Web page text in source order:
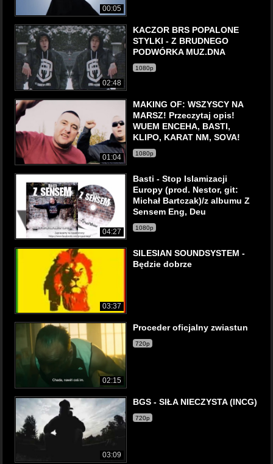
00:05
02:48
KACZOR BRS POPALONE
STYLKI - Z BRUDNEGO
PODWÓRKA MUZ.DNA
1080p
01:04
MAKING OF: WSZYSCY NA
MARSZ! Przeczytaj opis!
WUEM ENCEHA, BASTI,
KLIPO, KARAT NM, SOVA!
1080p
04:27
Basti - Stop Islamizacji
Europy (prod. Nestor, git:
Michał Bartczak)/z albumu Z
Sensem Eng, Deu
1080p
03:37
SILESIAN SOUNDSYSTEM -
Będzie dobrze
02:15
Proceder oficjalny zwiastun
720p
03:09
BGS - SIŁA NIECZYSTA (INCG)
720p